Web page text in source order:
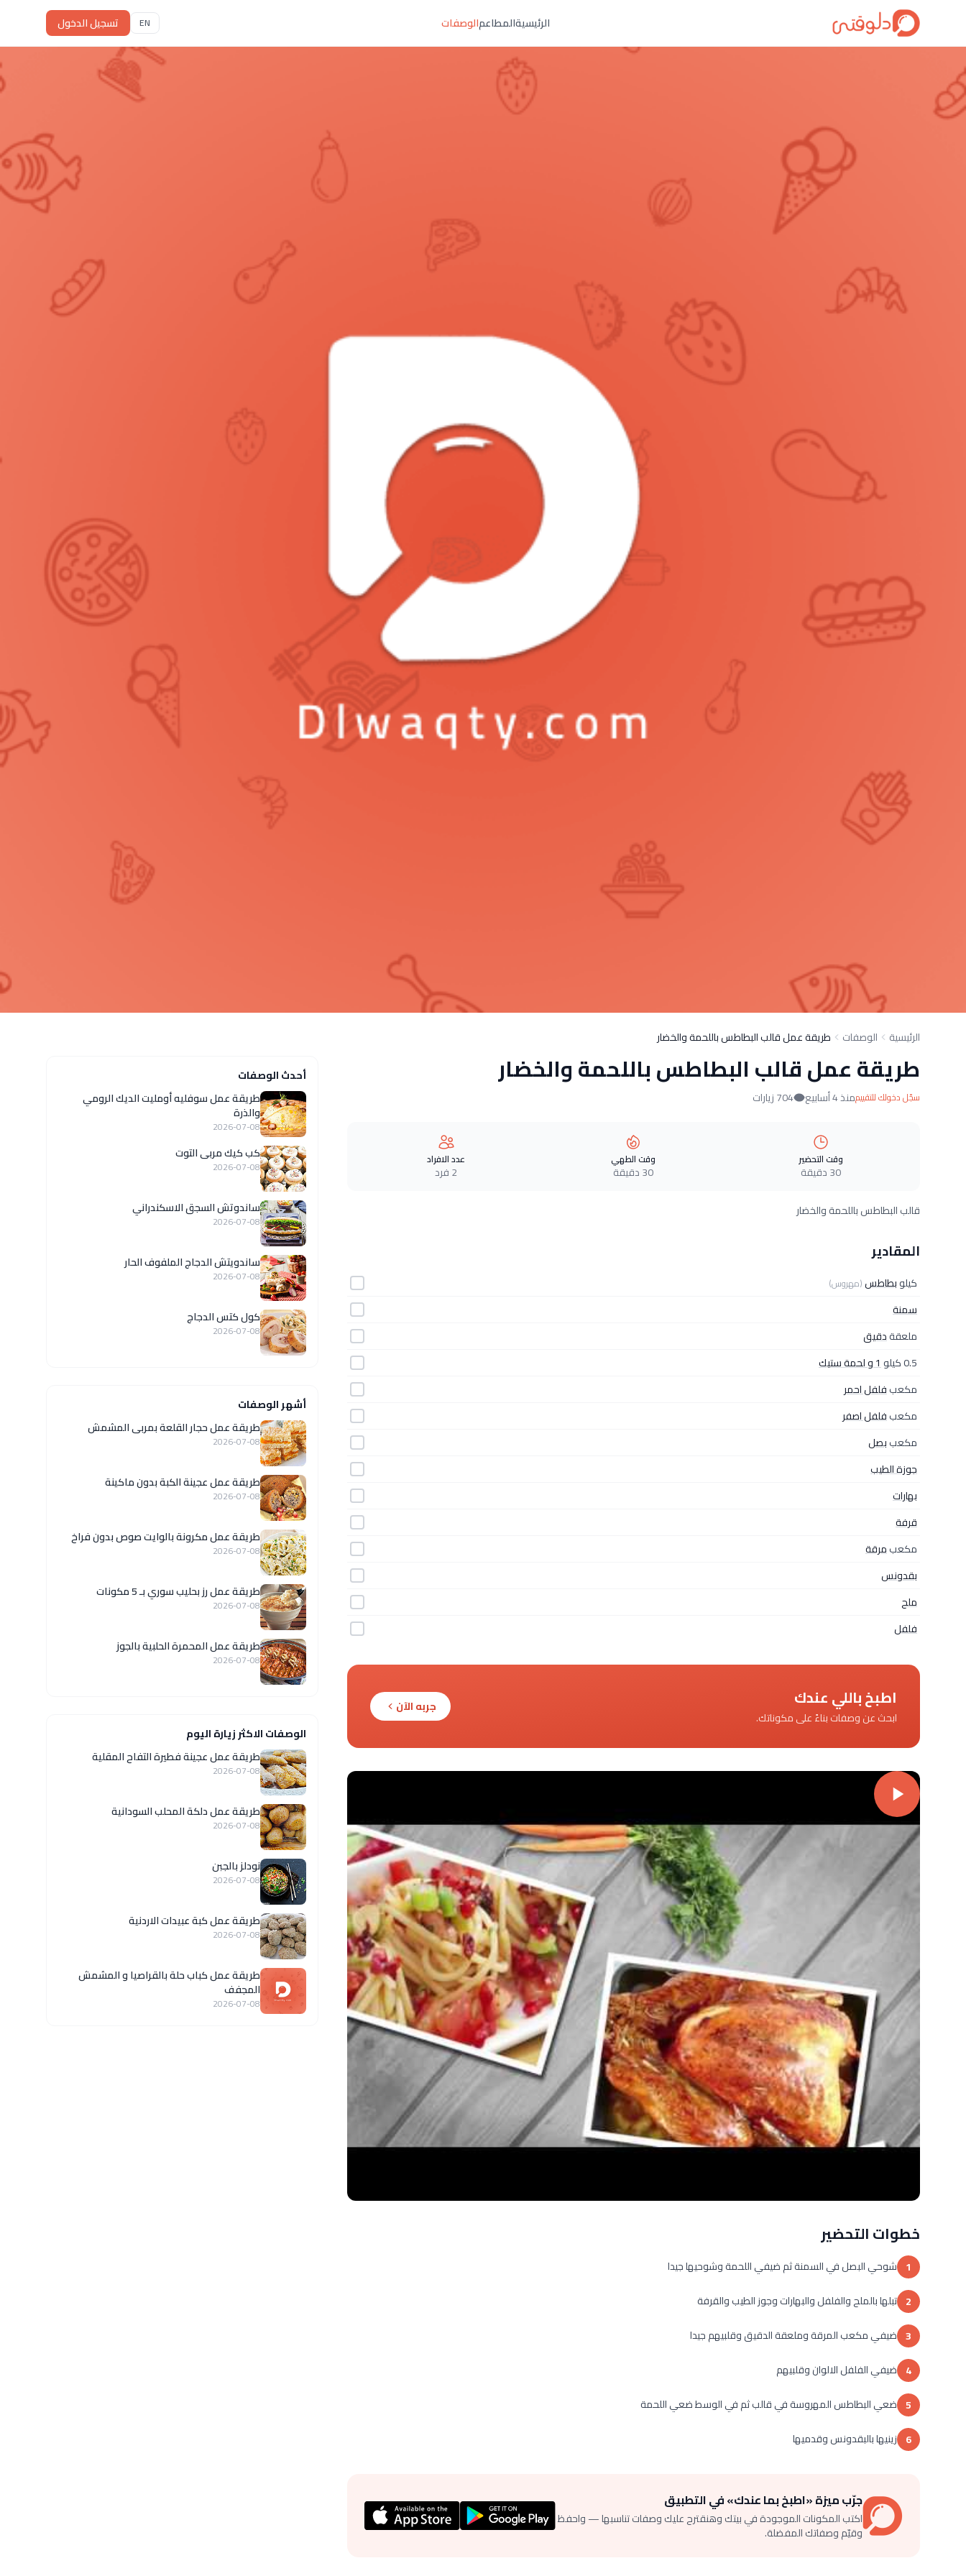
الرئيسيةالمطاعمالوصفات EN تسجيل الدخول
الرئيسية الوصفات طريقة عمل قالب البطاطس باللحمة والخضار
طريقة عمل قالب البطاطس باللحمة والخضار
سجّل دخولك للتقييممنذ 4 أسابيع 704 زيارات
وقت التحضير
30 دقيقة
وقت الطهي
30 دقيقة
عدد الافراد
2 فرد
قالب البطاطس باللحمة والخضار
المقادير
كيلوبطاطس(مهروس)
سمنة
ملعقةدقيق
0.5 كيلو
1 و لحمة ستيك
مكعبفلفل احمر
مكعبفلفل اصفر
مكعببصل
جوزة الطيب
بهارات
قرفة
مكعبمرقة
بقدونس
ملح
فلفل
اطبخ باللي عندك
ابحث عن وصفات بناءً على مكوناتك.
جربه الآن
خطوات التحضير
1 شوحي البصل في السمنة ثم ضيفي اللحمة وشوحيها جيدا
2 تبلها بالملح والفلفل والبهارات وجوز الطيب والقرفة
3 ضيفي مكعب المرقة وملعقة الدقيق وقلبيهم جيدا
4 ضيفي الفلفل الالوان وقلبيهم
5 ضعي البطاطس المهروسة في قالب ثم في الوسط ضعي اللحمة
6 زينيها بالبقدونس وقدميها
جرّب ميزة «اطبخ بما عندك» في التطبيق
اكتب المكونات الموجودة في بيتك وهنقترح عليك وصفات تناسبها — واحفظ
وقيّم وصفاتك المفضلة.
أحدث الوصفات
طريقة عمل سوفليه أومليت الديك الرومي
والذرة
2026-07-08
كب كيك مربى التوت
2026-07-08
ساندوتش السجق الاسكندراني
2026-07-08
ساندويتش الدجاج الملفوف الحار
2026-07-08
كول كتس الدجاج
2026-07-08
أشهر الوصفات
طريقة عمل حجار القلعة بمربى المشمش
2026-07-08
طريقة عمل عجينة الكبة بدون ماكينة
2026-07-08
طريقة عمل مكرونة بالوايت صوص بدون فراخ
2026-07-08
طريقة عمل رز بحليب سوري بـ 5 مكونات
2026-07-08
طريقة عمل المحمرة الحلبية بالجوز
2026-07-08
الوصفات الاكثر زيارة اليوم
طريقة عمل عجينة فطيرة التفاح المقلية
2026-07-08
طريقة عمل دلكة المحلب السودانية
2026-07-08
نودلز بالجبن
2026-07-08
طريقة عمل كبة عبيدات الاردنية
2026-07-08
طريقة عمل كباب حلة بالقراصيا و المشمش
المجفف
2026-07-08